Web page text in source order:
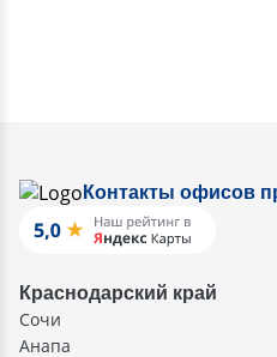
Контакты офисов
Краснодарский край
Сочи
Анапа